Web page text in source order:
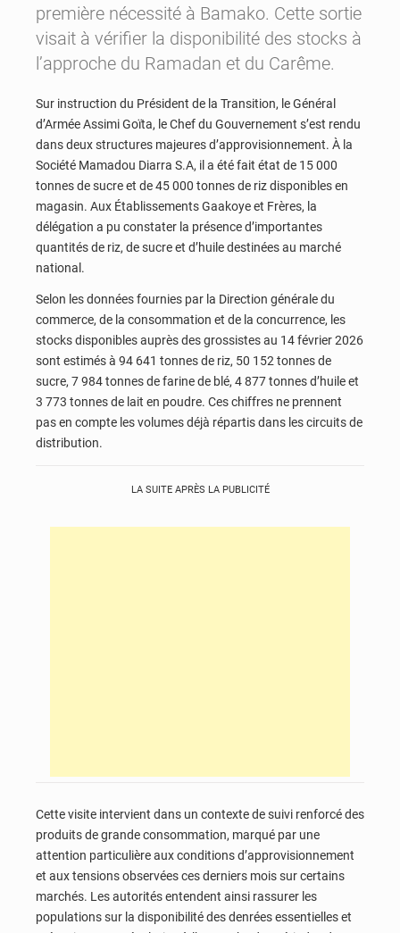
première nécessité à Bamako. Cette sortie
visait à vérifier la disponibilité des stocks à
l’approche du Ramadan et du Carême.
Sur instruction du Président de la Transition, le Général
d’Armée Assimi Goïta, le Chef du Gouvernement s’est rendu
dans deux structures majeures d’approvisionnement. À la
Société Mamadou Diarra S.A, il a été fait état de 15 000
tonnes de sucre et de 45 000 tonnes de riz disponibles en
magasin. Aux Établissements Gaakoye et Frères, la
délégation a pu constater la présence d’importantes
quantités de riz, de sucre et d’huile destinées au marché
national.
Selon les données fournies par la Direction générale du
commerce, de la consommation et de la concurrence, les
stocks disponibles auprès des grossistes au 14 février 2026
sont estimés à 94 641 tonnes de riz, 50 152 tonnes de
sucre, 7 984 tonnes de farine de blé, 4 877 tonnes d’huile et
3 773 tonnes de lait en poudre. Ces chiffres ne prennent
pas en compte les volumes déjà répartis dans les circuits de
distribution.
LA SUITE APRÈS LA PUBLICITÉ
Cette visite intervient dans un contexte de suivi renforcé des
produits de grande consommation, marqué par une
attention particulière aux conditions d’approvisionnement
et aux tensions observées ces derniers mois sur certains
marchés. Les autorités entendent ainsi rassurer les
populations sur la disponibilité des denrées essentielles et